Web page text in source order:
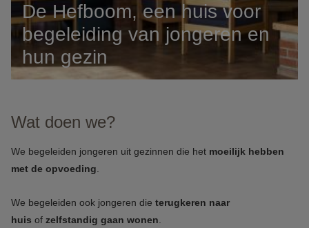
De Hefboom, een huis voor
begeleiding van jongeren en
hun gezin
Wat doen we?
We begeleiden jongeren uit gezinnen die het moeilijk hebben
met de opvoeding
We begeleiden ook jongeren die terugkeren naar
huis of zelfstandig gaan wonen